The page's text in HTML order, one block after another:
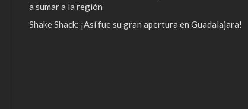
a sumar a la región
Shake Shack: ¡Así fue su gran apertura en Guadalajara!